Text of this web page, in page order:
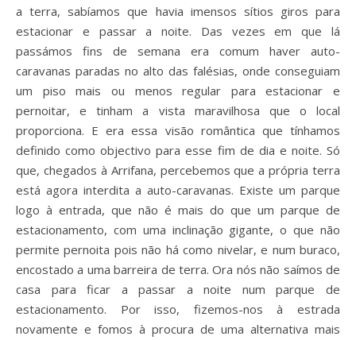
a terra, sabíamos que havia imensos sítios giros para
estacionar e passar a noite. Das vezes em que lá
passámos fins de semana era comum haver auto-
caravanas paradas no alto das falésias, onde conseguiam
um piso mais ou menos regular para estacionar e
pernoitar, e tinham a vista maravilhosa que o local
proporciona. E era essa visão romântica que tínhamos
definido como objectivo para esse fim de dia e noite. Só
que, chegados à Arrifana, percebemos que a própria terra
está agora interdita a auto-caravanas. Existe um parque
logo à entrada, que não é mais do que um parque de
estacionamento, com uma inclinação gigante, o que não
permite pernoita pois não há como nivelar, e num buraco,
encostado a uma barreira de terra. Ora nós não saímos de
casa para ficar a passar a noite num parque de
estacionamento. Por isso, fizemos-nos à estrada
novamente e fomos à procura de uma alternativa mais